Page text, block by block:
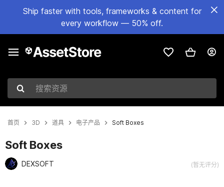
Ship faster with tools, frameworks & content for
every workflow — 50% off.
搜索资源
首页 3D 道具 电子产品 Soft Boxes
Soft Boxes
DEXSOFT (暂无评分)